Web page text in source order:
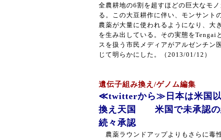
全農耕地の6割を超すほどの巨大なモ
る。この大豆耕作に伴い、モンサント
農薬が大量に使われるようになり、大
を生み出している。その実態をTengai
スを扱う市民メディアがアルゼンチン
じて明らかにした。（2013/01/12）
遺伝子組み換え/ゲノム編集
≪twitterから≫日本は米国以
換え天国 米国で未承認の
続々承認
農薬ラウンドアップよりもさらに毒